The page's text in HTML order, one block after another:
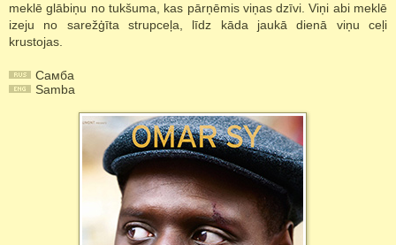
meklē glābiņu no tukšuma, kas pārņēmis viņas dzīvi. Viņi abi meklē
izeju no sarežģīta strupceļa, līdz kāda jaukā dienā viņu ceļi
krustojas.
Самба
Samba